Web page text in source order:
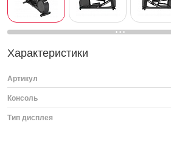
Характеристики
Артикул
Консоль
Тип дисплея